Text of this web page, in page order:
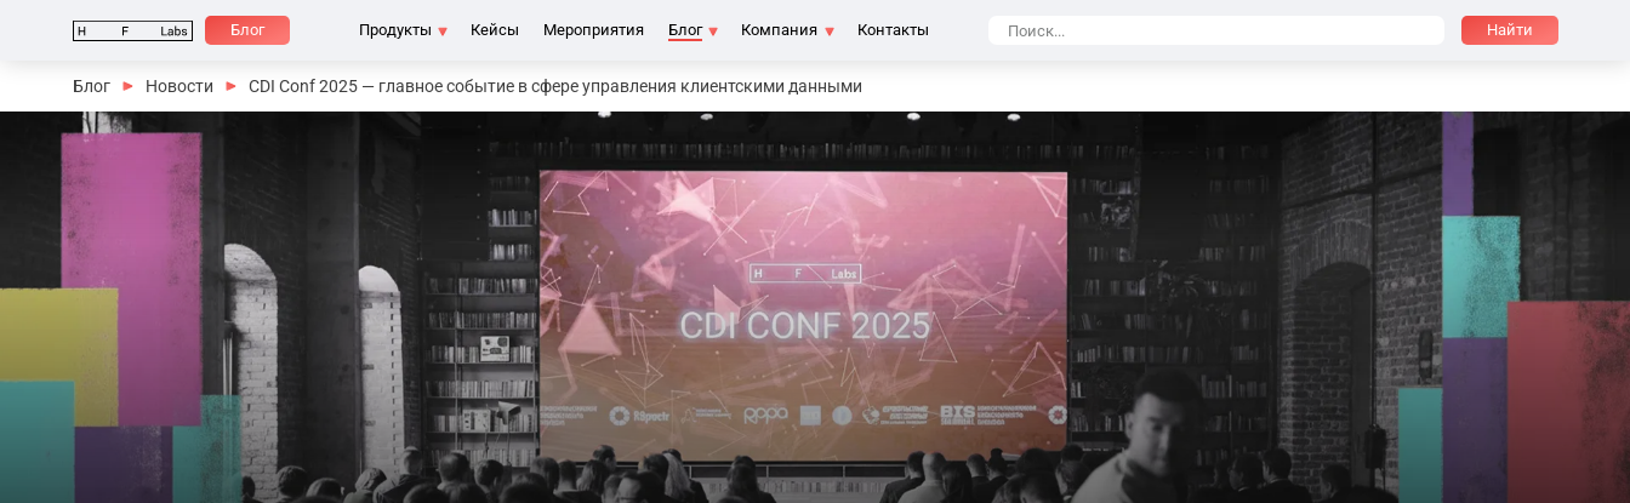
Блог Продукты Кейсы Мероприятия Блог Компания Контакты Найти
Блог Новости CDI Conf 2025 — главное событие в сфере управления клиентскими данными